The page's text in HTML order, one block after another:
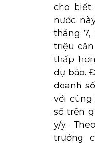
cho biết
nước
tháng 7,
triệu
thấp
dự báo.
doanh
với cùng
số trên
y/y.
trưởng